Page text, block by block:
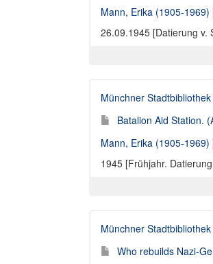
Mann, Erika (1905-1969)
26.09.1945 [Datierung v.
Münchner
Batalion Aid Station.
Mann, Erika (1905-1969)
1945 [Frühjahr.
Münchner
Who rebuilds Nazi-